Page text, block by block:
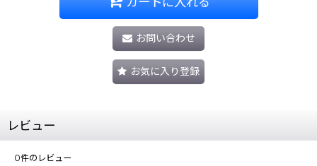
お問い合わせ
お気に入り登録
レビュー
0件のレビュー